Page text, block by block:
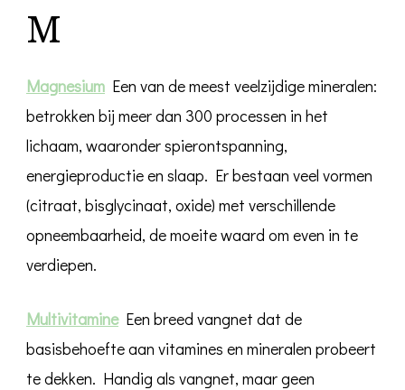
M
Magnesium Een van de meest veelzijdige mineralen:
betrokken bij meer dan 300 processen in het
lichaam, waaronder spierontspanning,
energieproductie en slaap. Er bestaan veel vormen
(citraat, bisglycinaat, oxide) met verschillende
opneembaarheid, de moeite waard om even in te
verdiepen.
MultivitamineEen breed vangnet dat de
basisbehoefte aan vitamines en mineralen probeert
te dekken. Handig als vangnet, maar geen